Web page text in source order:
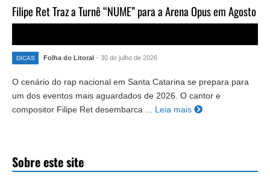
Filipe Ret Traz a Turnê “NUME” para a Arena Opus em Agosto
DICAS Folha do Litoral - 30 de julho de 2026
O cenário do rap nacional em Santa Catarina se prepara para
um dos eventos mais aguardados de 2026. O cantor e
compositor Filipe Ret desembarca ... Leia mais
Sobre este site